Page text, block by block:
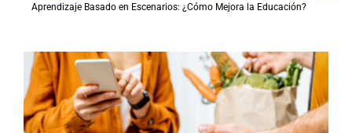
Aprendizaje Basado en Escenarios: ¿Cómo Mejora la Educación?